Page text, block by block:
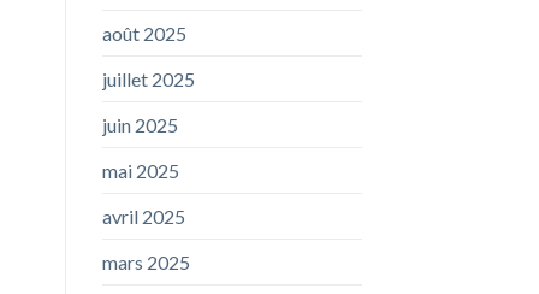
août 2025
juillet 2025
juin 2025
mai 2025
avril 2025
mars 2025